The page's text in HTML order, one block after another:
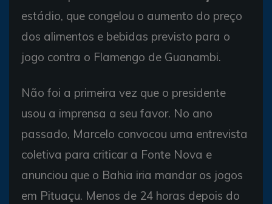
estádio, que congelou o aumento do preço
dos alimentos e bebidas previsto para o
jogo contra o Flamengo de Guanambi.
Não foi a primeira vez que o presidente
usou a imprensa a seu favor. No ano
passado, Marcelo convocou uma entrevista
coletiva para criticar a Fonte Nova e
anunciou que o Bahia iria mandar os jogos
em Pituaçu. Menos de 24 horas depois do